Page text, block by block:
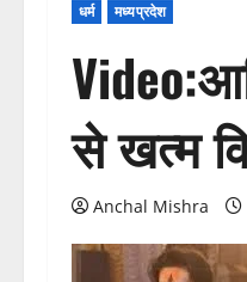
धर्म मध्यप्रदेश
से खत्म
Anchal Mishra